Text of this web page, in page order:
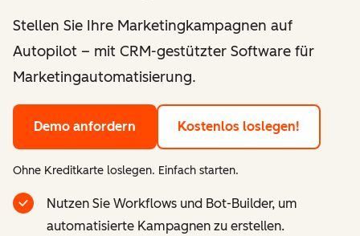
Stellen Sie Ihre Marketingkampagnen auf
Autopilot – mit CRM-gestützter Software für
Marketingautomatisierung.
Demo anfordern Kostenlos loslegen!
Ohne Kreditkarte loslegen. Einfach starten.
Nutzen Sie Workflows und Bot-Builder, um
automatisierte Kampagnen zu erstellen.